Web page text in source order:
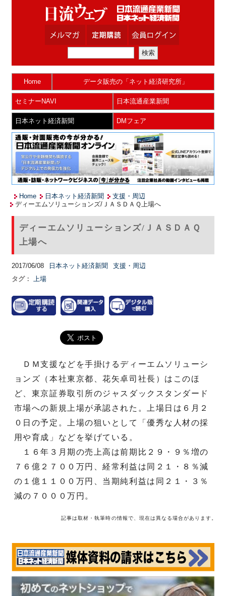
Home データ販売の「ネット経済研究所」
セミナーNAVI 日本流通産業新聞
日本ネット経済新聞 DMフェア
Home 日本ネット経済新聞
支援・周辺
ディーエムソリューションズ/ＪＡＳＤＡＱ上場へ
ディーエムソリューションズ/ＪＡＳＤＡＱ
上場へ
2017/06/08 日本ネット経済新聞
支援・周辺
タグ：
上場
ＤＭ支援などを手掛けるディーエムソリューシ
ョンズ（本社東京都、花矢卓司社長）はこのほ
ど、東京証券取引所のジャスダックスタンダード
市場への新規上場が承認された。上場日は６月２
０日の予定。上場の狙いとして「優秀な人材の採
用や育成」などを挙げている。
１６年３月期の売上高は前期比２９・９％増の
７６億２７００万円、経常利益は同２１・８％減
の１億１１００万円、当期純利益は同２１・３％
減の７０００万円。
記事は取材・執筆時の情報で、現在は異なる場合があります。